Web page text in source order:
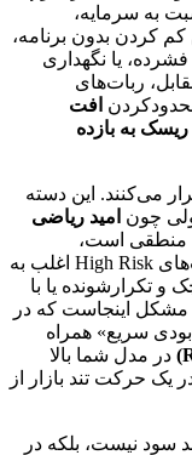
به سرمایه،
کردن بدون برنامه،
یا نگهداری
ربات‌های
افت
به بازده
می‌کنند. این دسته
چون امید ریاضی
منطقی است،
می‌توانند در بلندمدت پایدارتر باشند. اما ربات‌های High Risk اغلب به
تکرارشونده یا با
مشکل اینجاست که در
سریع» همراه
در مدل شما بالا
یک حرکت تند بازار از
سود نیست، بلکه در